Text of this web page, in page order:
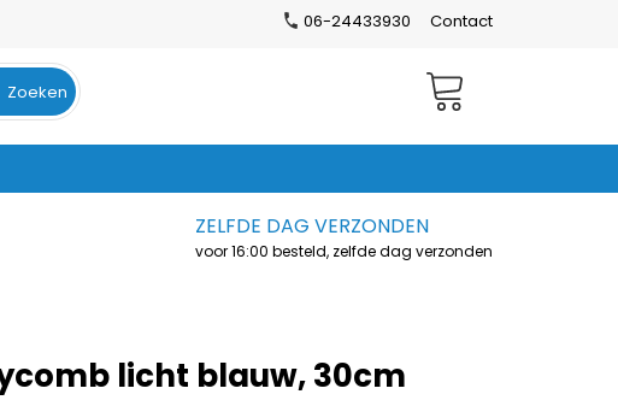
06-24433930 Contact
Zoeken Winkelwagen
ZELFDE DAG VERZONDEN
voor 16:00 besteld, zelfde dag verzonden
licht blauw, 30cm